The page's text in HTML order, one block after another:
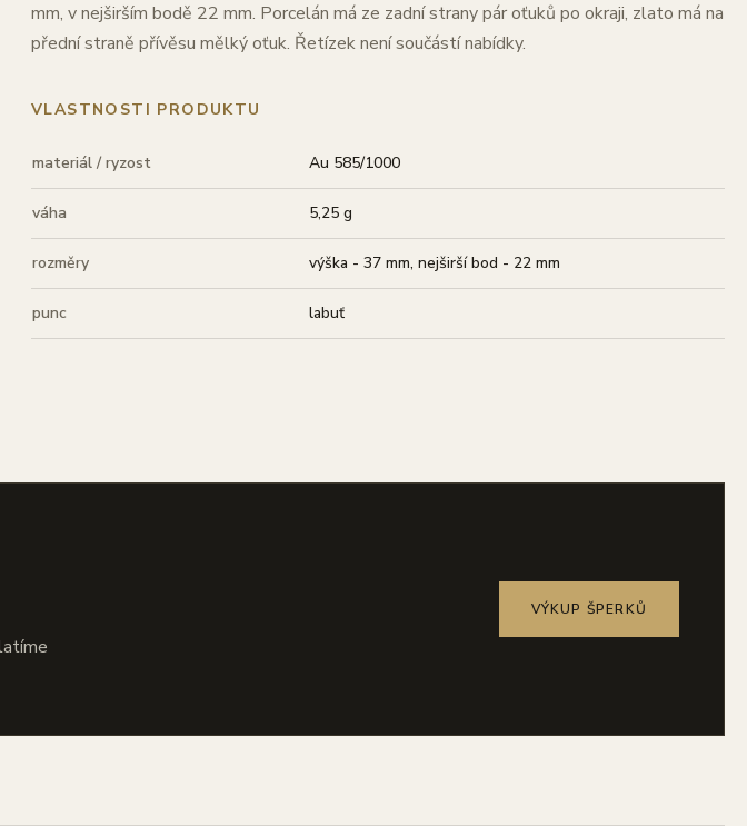
mm, v nejširším bodě 22 mm. Porcelán má ze zadní strany pár oťuků po okraji, zlato má na
přední straně přívěsu mělký oťuk. Řetízek není součástí nabídky.
VLASTNOSTI PRODUKTU
materiál / ryzost Au 585/1000
váha 5,25 g
rozměry výška - 37 mm, nejširší bod - 22 mm
punc labuť
VÝKUP ŠPERKŮ